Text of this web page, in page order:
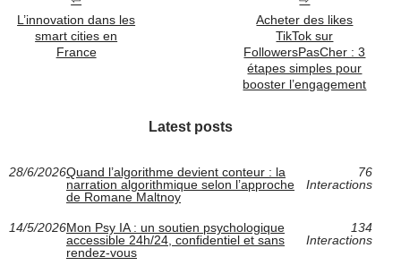
L’innovation dans les
smart cities en
France
Acheter des likes
TikTok sur
FollowersPasCher : 3
étapes simples pour
booster l’engagement
Latest posts
28/6/2026Quand l’algorithme devient conteur : la
narration algorithmique selon l’approche
de Romane Maltnoy
76
Interactions
14/5/2026Mon Psy IA : un soutien psychologique
accessible 24h/24, confidentiel et sans
rendez-vous
134
Interactions